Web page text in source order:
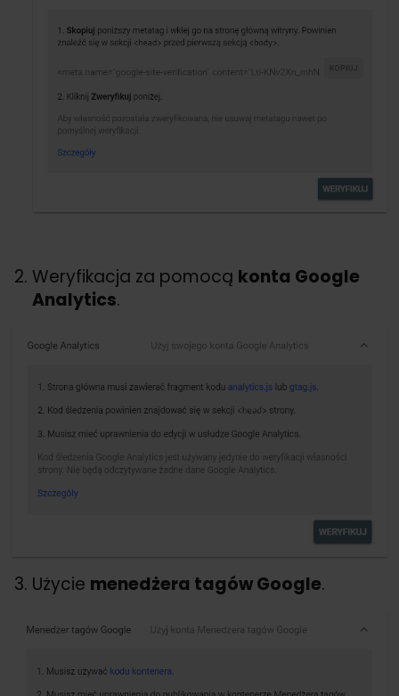
Weryfikacja za pomocą konta Google
Analytics.
Użycie menedżera tagów Google.